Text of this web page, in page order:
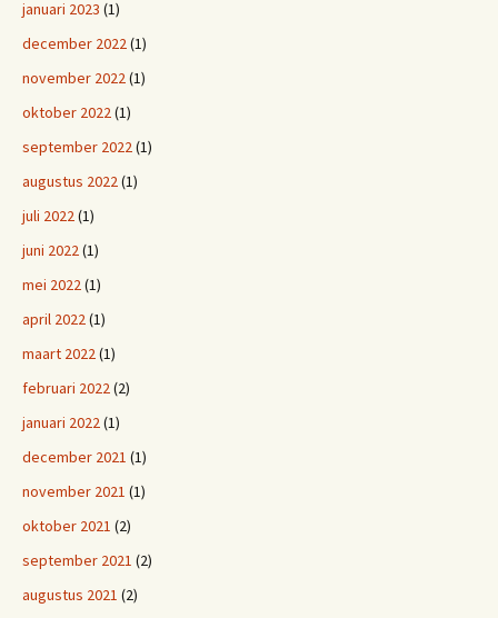
januari 2023 (1)
december 2022(1)
november 2022(1)
oktober 2022(1)
september 2022(1)
augustus 2022(1)
juli 2022(1)
juni 2022(1)
mei 2022(1)
april 2022(1)
maart 2022(1)
februari 2022(2)
januari 2022(1)
december 2021 (1)
november 2021 (1)
oktober 2021 (2)
september 2021 (2)
augustus 2021 (2)